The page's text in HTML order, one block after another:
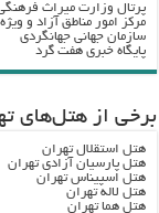
پرتال وزارت ميراث
مرکز امور مناطق آزاد و
سازمان جهانی جهانگردی
پایگاه خبری هفت گرد
برخی از هتل‌های
هتل استقلال تهران
هتل پارسیان آزادی تهران
هتل اسپیناس تهران
هتل لاله تهران
هتل هما تهران